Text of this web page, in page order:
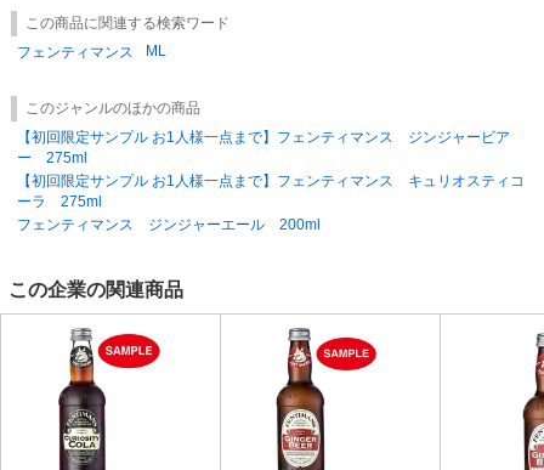
この商品に関連する検索ワード
フェンティマンス
ML
このジャンルのほかの商品
【初回限定サンプル お1人様一点まで】フェンティマンス ジンジャービア
ー 275ml
【初回限定サンプル お1人様一点まで】フェンティマンス キュリオスティコ
ーラ 275ml
フェンティマンス ジンジャーエール 200ml
この企業の関連商品